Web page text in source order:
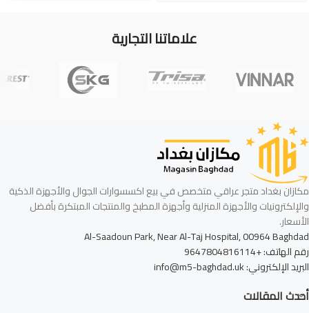
علاماتنا التجارية
مكازان بغداد متجر عراقي متخصص في بيع اكسسوارات الجوال والأجهزة الذكية
والإلكترونيات والأجهزة المنزلية وأجهزة المطبخ والمنتجات المبتكرة بأفضل
الأسعار.
Al-Saadoun Park, Near Al-Taj Hospital, 00964 Baghdad
رقم الهاتف: +9647804816114
البريد الإلكتروني: info@m5-baghdad.uk
أحدث المقالات